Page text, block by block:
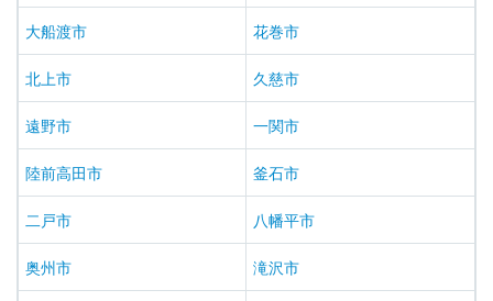
大船渡市 花巻市
北上市 久慈市
遠野市 一関市
陸前高田市 釜石市
二戸市 八幡平市
奥州市 滝沢市